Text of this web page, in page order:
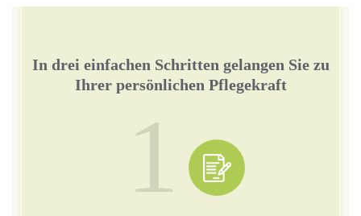
In drei einfachen Schritten gelangen Sie zu
Ihrer persönlichen Pflegekraft
1